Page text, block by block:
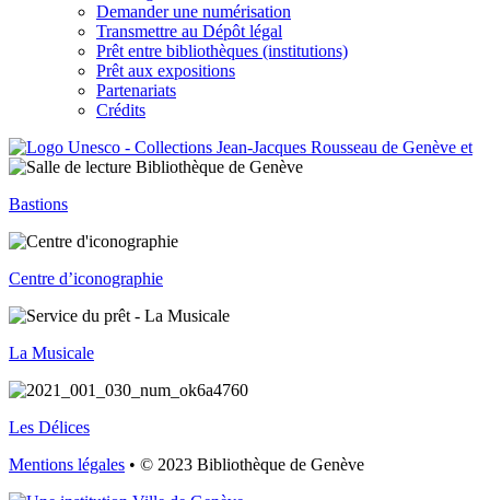
Demander une numérisation
Transmettre au Dépôt légal
Prêt entre bibliothèques (institutions)
Prêt aux expositions
Partenariats
Crédits
Bastions
Centre d’iconographie
La Musicale
Les Délices
Mentions légales • © 2023 Bibliothèque de Genève